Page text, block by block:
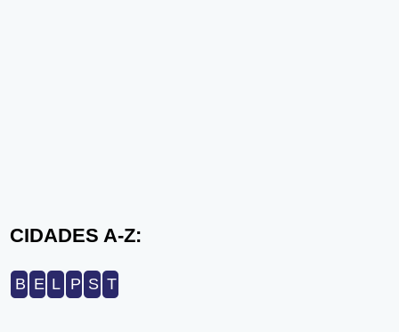
CIDADES A-Z:
B E L P S T